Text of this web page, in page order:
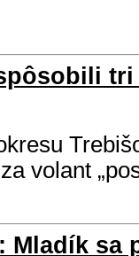
volant
Mladík sa